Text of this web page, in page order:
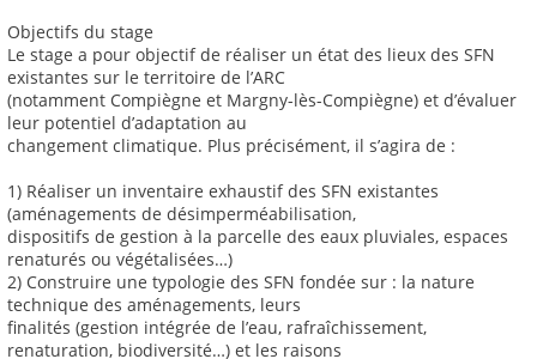
Objectifs du stage
Le stage a pour objectif de réaliser un état des lieux des SFN
existantes sur le territoire de l’ARC
(notamment Compiègne et Margny-lès-Compiègne) et d’évaluer
leur potentiel d’adaptation au
changement climatique. Plus précisément, il s’agira de :
1) Réaliser un inventaire exhaustif des SFN existantes
(aménagements de désimperméabilisation,
dispositifs de gestion à la parcelle des eaux pluviales, espaces
renaturés ou végétalisées…)
2) Construire une typologie des SFN fondée sur : la nature
technique des aménagements, leurs
finalités (gestion intégrée de l’eau, rafraîchissement,
renaturation, biodiversité…) et les raisons